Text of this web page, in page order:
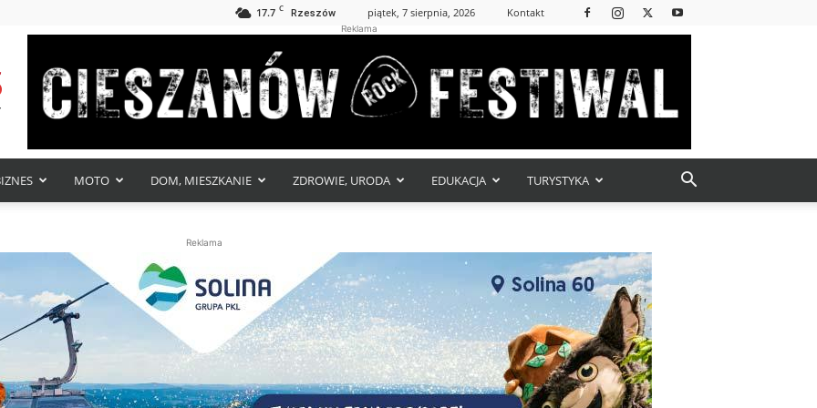
17.7 C Rzeszów piątek, 7 sierpnia, 2026 Kontakt
Reklama
MOTO DOM, MIESZKANIE ZDROWIE, URODA EDUKACJA TURYSTYKA
Reklama